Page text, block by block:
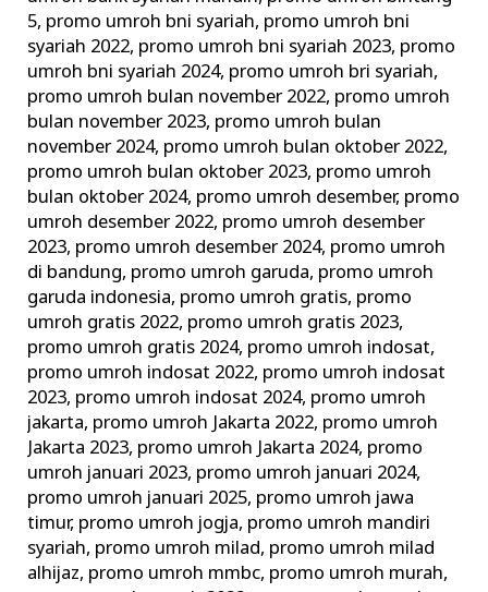
5, promo umroh bni syariah, promo umroh bni
syariah 2022, promo umroh bni syariah 2023, promo
umroh bni syariah 2024, promo umroh bri syariah,
promo umroh bulan november 2022, promo umroh
bulan november 2023, promo umroh bulan
november 2024, promo umroh bulan oktober 2022,
promo umroh bulan oktober 2023, promo umroh
bulan oktober 2024, promo umroh desember, promo
umroh desember 2022, promo umroh desember
2023, promo umroh desember 2024, promo umroh
di bandung, promo umroh garuda, promo umroh
garuda indonesia, promo umroh gratis, promo
umroh gratis 2022, promo umroh gratis 2023,
promo umroh gratis 2024, promo umroh indosat,
promo umroh indosat 2022, promo umroh indosat
2023, promo umroh indosat 2024, promo umroh
jakarta, promo umroh Jakarta 2022, promo umroh
Jakarta 2023, promo umroh Jakarta 2024, promo
umroh januari 2023, promo umroh januari 2024,
promo umroh januari 2025, promo umroh jawa
timur, promo umroh jogja, promo umroh mandiri
syariah, promo umroh milad, promo umroh milad
alhijaz, promo umroh mmbc, promo umroh murah,